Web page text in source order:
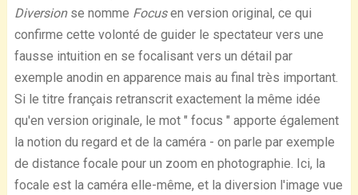
Diversionse nomme Focusen version original, ce qui
confirme cette volonté de guider le spectateur vers une
fausse intuition en se focalisant vers un détail par
exemple anodin en apparence mais au final très important.
Si le titre français retranscrit exactement la même idée
qu'en version originale, le mot " focus " apporte également
la notion du regard et de la caméra - on parle par exemple
de distance focale pour un zoom en photographie. Ici, la
focale est la caméra elle-même, et la diversion l'image vue